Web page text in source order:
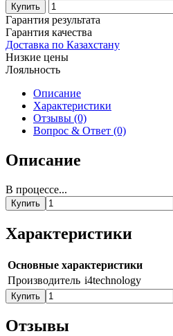
Купить
Гарантия результата
Гарантия качества
Доставка по Казахстану
Низкие цены
Лояльность
Описание
Характеристики
Отзывы (0)
Вопрос & Ответ (0)
Описание
В процессе...
Купить
Характеристики
Основные характеристики
Производитель i4technology
Купить
Отзывы